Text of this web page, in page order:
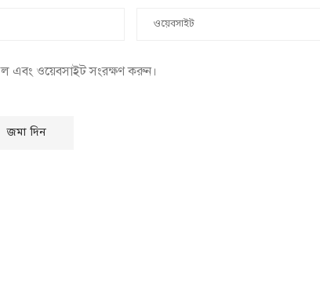
এবং ওয়েবসাইট সংরক্ষণ করুন।